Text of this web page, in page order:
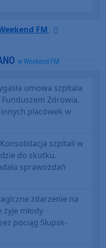
FM
w Weekend FM
umowa szpitala
Zdrowia.
placówek w
Konsolidacja szpitali w
do skutku.
sprawozdań
zdarzenie na
młody
pociąg Słupsk-